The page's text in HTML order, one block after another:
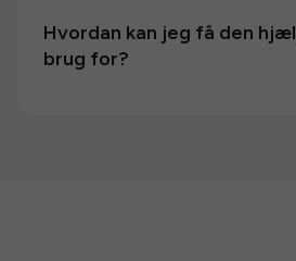
Hvordan kan jeg få den
brug for?